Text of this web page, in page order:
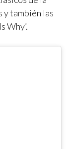
también las
Why’.